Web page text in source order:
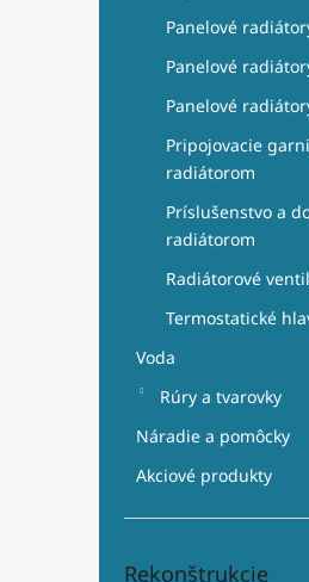
Panelové
Panelové
Panelové
Pripojovacie
radiátorom
Príslušenstvo a
radiátorom
Radiátorové
Termostatické
Voda
Rúry a tvarovky
Náradie a pomôcky
Akciové produkty
Rekonštrukcie